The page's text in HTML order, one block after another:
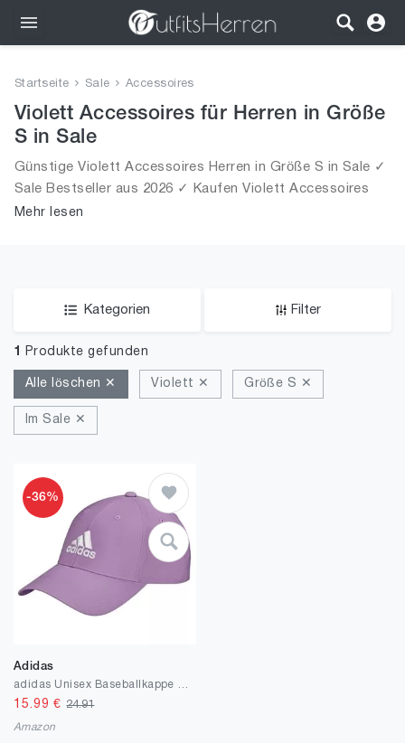
Bekleidung
Schuhe
Startseite Sale Accessoires
Violett Accessoires für Herren in Größe
S in Sale
Günstige Violett Accessoires Herren in Größe S in Sale ✓
Sale Bestseller aus 2026 ✓ Kaufen Violett Accessoires
für Männer in Größe S in Sale!
Mehr lesen
Kategorien Filter
1 Produkte gefunden
Alle löschen ✕ Violett ✕ Größe S ✕
Im Sale ✕
-36%
Adidas
15.99 €24.91
Amazon